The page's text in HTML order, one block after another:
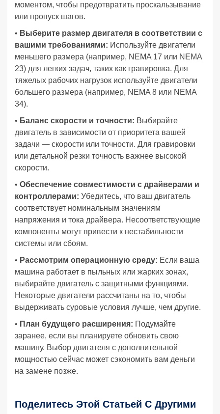
моментом, чтобы предотвратить проскальзывание
или пропуск шагов.
• Выберите размер двигателя в соответствии с
вашими требованиями: Используйте двигатели
меньшего размера (например, NEMA 17 или NEMA
23) для легких задач, таких как гравировка. Для
тяжелых рабочих нагрузок используйте двигатели
большего размера (например, NEMA 8 или NEMA
34).
• Баланс скорости и точности: Выбирайте
двигатель в зависимости от приоритета вашей
задачи — скорости или точности. Для гравировки
или детальной резки точность важнее высокой
скорости.
• Обеспечение совместимости с драйверами и
контроллерами: Убедитесь, что ваш двигатель
соответствует номинальным значениям
напряжения и тока драйвера. Несоответствующие
компоненты могут привести к нестабильности
системы или сбоям.
• Рассмотрим операционную среду: Если ваша
машина работает в пыльных или жарких зонах,
выбирайте двигатель с защитными функциями.
Некоторые двигатели рассчитаны на то, чтобы
выдерживать суровые условия лучше, чем другие.
• План будущего расширения: Подумайте
заранее, если вы планируете обновить свою
машину. Выбор двигателя с дополнительной
мощностью сейчас может сэкономить вам деньги
на замене позже.
Поделитесь Этой Статьей С Другими